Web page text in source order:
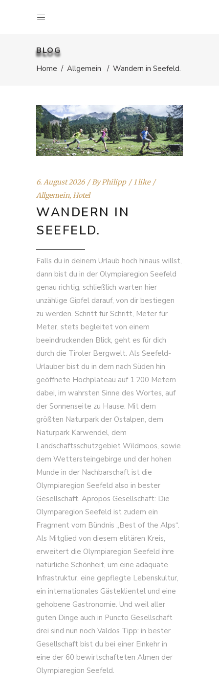
BLOG
Home / Allgemein / Wandern in Seefeld.
6. August 2026 ByPhilipp
1 like
Allgemein, Hotel
WANDERN IN
SEEFELD.
Falls du in deinem Urlaub hoch hinaus willst,
dann bist du in der Olympiaregion Seefeld
genau richtig, schließlich warten hier
unzählige Gipfel darauf, von dir bestiegen
zu werden. Schritt für Schritt, Meter für
Meter, stets begleitet von einem
beeindruckenden Blick, geht es für dich
durch die Tiroler Bergwelt. Als Seefeld-
Urlauber bist du in dem nach Süden hin
geöffnete Hochplateau auf 1.200 Metern
dabei, im wahrsten Sinne des Wortes, auf
der Sonnenseite zu Hause. Mit dem
größten Naturpark der Ostalpen, dem
Naturpark Karwendel, dem
Landschaftsschutzgebiet Wildmoos, sowie
dem Wettersteingebirge und der hohen
Munde in der Nachbarschaft ist die
Olympiaregion Seefeld also in bester
Gesellschaft. Apropos Gesellschaft: Die
Olymparegion Seefeld ist zudem ein
Fragment vom Bündnis „Best of the Alps“.
Als Mitglied von diesem elitären Kreis,
erweitert die Olympiaregion Seefeld ihre
natürliche Schönheit, um eine adäquate
Infrastruktur, eine gepflegte Lebenskultur,
ein internationales Gästeklientel und eine
gehobene Gastronomie. Und weil aller
guten Dinge auch in Puncto Gesellschaft
drei sind nun noch Valdos Tipp: in bester
Gesellschaft bist du bei einer Einkehr in
eine der 60 bewirtschafteten Almen der
Olympiaregion Seefeld.